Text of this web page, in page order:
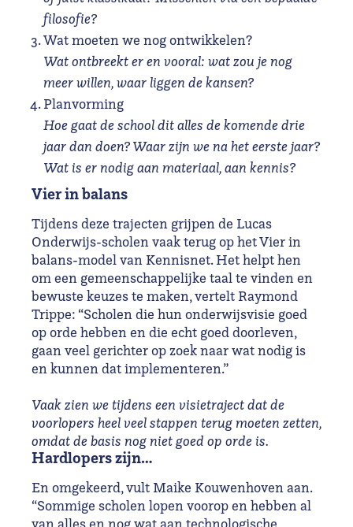
filosofie?
Wat moeten we nog ontwikkelen?
Wat ontbreekt er en vooral: wat zou je nog
meer willen, waar liggen de kansen?
Planvorming
Hoe gaat de school dit alles de komende drie
jaar dan doen? Waar zijn we na het eerste jaar?
Wat is er nodig aan materiaal, aan kennis?
Vier in balans
Tijdens deze trajecten grijpen de Lucas
Onderwijs-scholen vaak terug op het Vier in
balans-model van Kennisnet. Het helpt hen
om een gemeenschappelijke taal te vinden en
bewuste keuzes te maken, vertelt Raymond
Trippe: “Scholen die hun onderwijsvisie goed
op orde hebben en die echt goed doorleven,
gaan veel gerichter op zoek naar wat nodig is
en kunnen dat implementeren.”
Vaak zien we tijdens een visietraject dat de
voorlopers heel veel stappen terug moeten zetten,
omdat de basis nog niet goed op orde is.
Hardlopers zijn…
En omgekeerd, vult Maike Kouwenhoven aan.
“Sommige scholen lopen voorop en hebben al
van alles en nog wat aan technologische